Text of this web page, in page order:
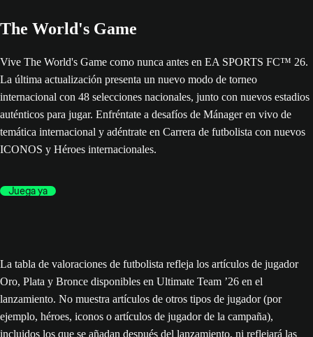
The World's Game
Vive The World's Game como nunca antes en EA SPORTS FC™ 26.
La última actualización presenta un nuevo modo de torneo
internacional con 48 selecciones nacionales, junto con nuevos estadios
auténticos para jugar. Enfréntate a desafíos de Mánager en vivo de
temática internacional y adéntrate en Carrera de futbolista con nuevos
ICONOS y Héroes internacionales.
Juega ya
La tabla de valoraciones de futbolista refleja los artículos de jugador
Oro, Plata y Bronce disponibles en Ultimate Team ’26 en el
lanzamiento. No muestra artículos de otros tipos de jugador (por
ejemplo, héroes, iconos o artículos de jugador de la campaña),
incluidos los que se añadan después del lanzamiento, ni reflejará las